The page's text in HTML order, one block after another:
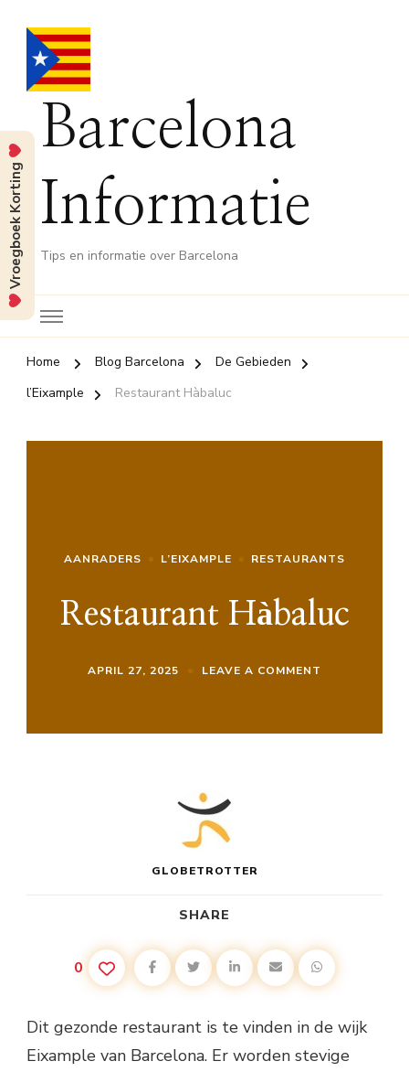
Barcelona
Informatie
Tips en informatie over Barcelona
Home Blog Barcelona
De Gebieden
l’Eixample
Restaurant Hàbaluc
AANRADERS L’EIXAMPLE RESTAURANTS
Restaurant Hàbaluc
APRIL 27, 2025 LEAVE A COMMENT
GLOBETROTTER
SHARE
0
Dit gezonde restaurant is te vinden in de wijk
Eixample van Barcelona. Er worden stevige
Vroegboek Korting